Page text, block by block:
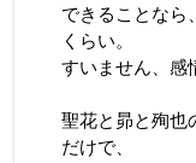
できることなら
くらい。
すいません、感
聖花と昴と殉也
だけで、